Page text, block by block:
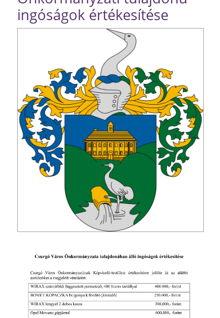
ingóságok értékesítése